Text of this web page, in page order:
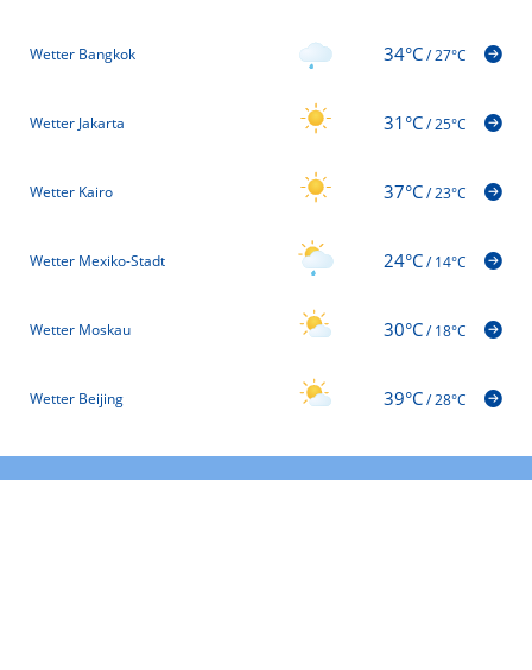
Wetter Bangkok 34°C/27°C
Wetter Jakarta 31°C/25°C
Wetter Kairo 37°C/23°C
Wetter Mexiko-Stadt 24°C/14°C
Wetter Moskau 30°C/18°C
Wetter Beijing 39°C/28°C